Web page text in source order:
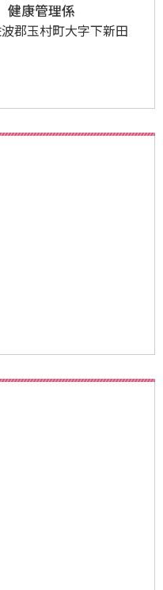
康管理係
郡玉村町大字下新田